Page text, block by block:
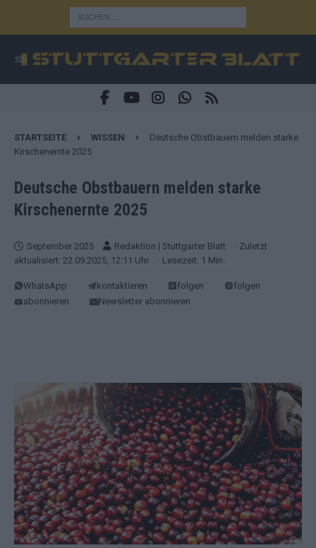
STARTSEITE WISSEN
Deutsche Obstbauern melden starke
Kirschenernte 2025
Deutsche Obstbauern melden starke
Kirschenernte 2025
September 2025 Redaktion | Stuttgarter Blatt
· Zuletzt
aktualisiert: 22.09.2025, 12:11 Uhr
· Lesezeit: 1 Min.
WhatsApp kontaktieren folgen
folgen
abonnieren
Newsletter abonnieren